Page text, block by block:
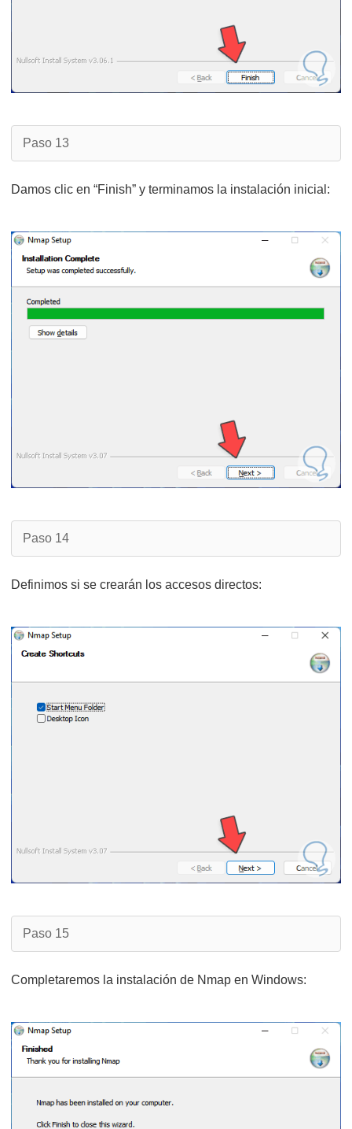
Paso 13
Damos clic en “Finish” y terminamos la instalación inicial:
Paso 14
Definimos si se crearán los accesos directos:
Paso 15
Completaremos la instalación de Nmap en Windows: